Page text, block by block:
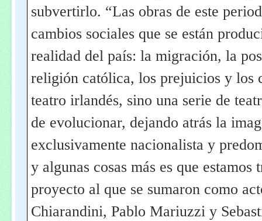
subvertirlo. “Las obras de este
cambios sociales que se están
realidad del país: la migración, la
religión católica, los prejuicios y los
teatro irlandés, sino una serie de
de evolucionar, dejando atrás la
exclusivamente nacionalista y
y algunas cosas más es que
proyecto al que se sumaron como
Chiarandini, Pablo Mariuzzi y